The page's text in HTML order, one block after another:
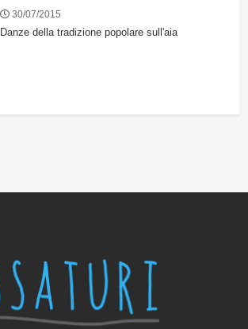
30/07/2015
Danze della tradizione popolare sull'aia